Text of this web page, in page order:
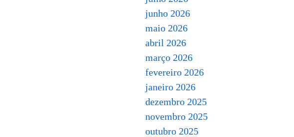
junho 2026
maio 2026
abril 2026
março 2026
fevereiro 2026
janeiro 2026
dezembro 2025
novembro 2025
outubro 2025